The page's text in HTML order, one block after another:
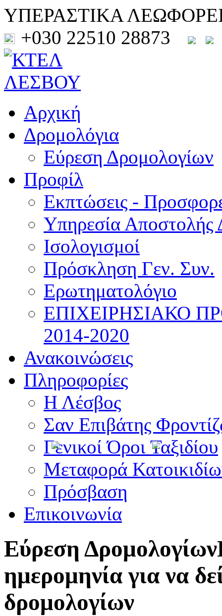
ΥΠΕΡΑΣΤΙΚΑ
+030 22510 28873
Αρχική
Δρομολόγια
Εύρεση Δρομολογίων
Προφίλ
Εκπτώσεις -
Υπηρεσία Αποστολής
Ισολογισμοί
Πρόσκληση Γεν. Συν.
Ερωτηματολόγιο
ΕΠΙΧΕΙΡΗΣΙΑΚΟ
2014-2020
Ανακοινώσεις
Πληροφορίες
Η Λέσβος
Σαν Επιβάτης
Γενικοί Όροι Ταξιδίου
Μεταφορά
Πρόσβαση
Επικοινωνία
Εύρεση Δρομολογίων
ημερομηνία για να
δρομολογίων